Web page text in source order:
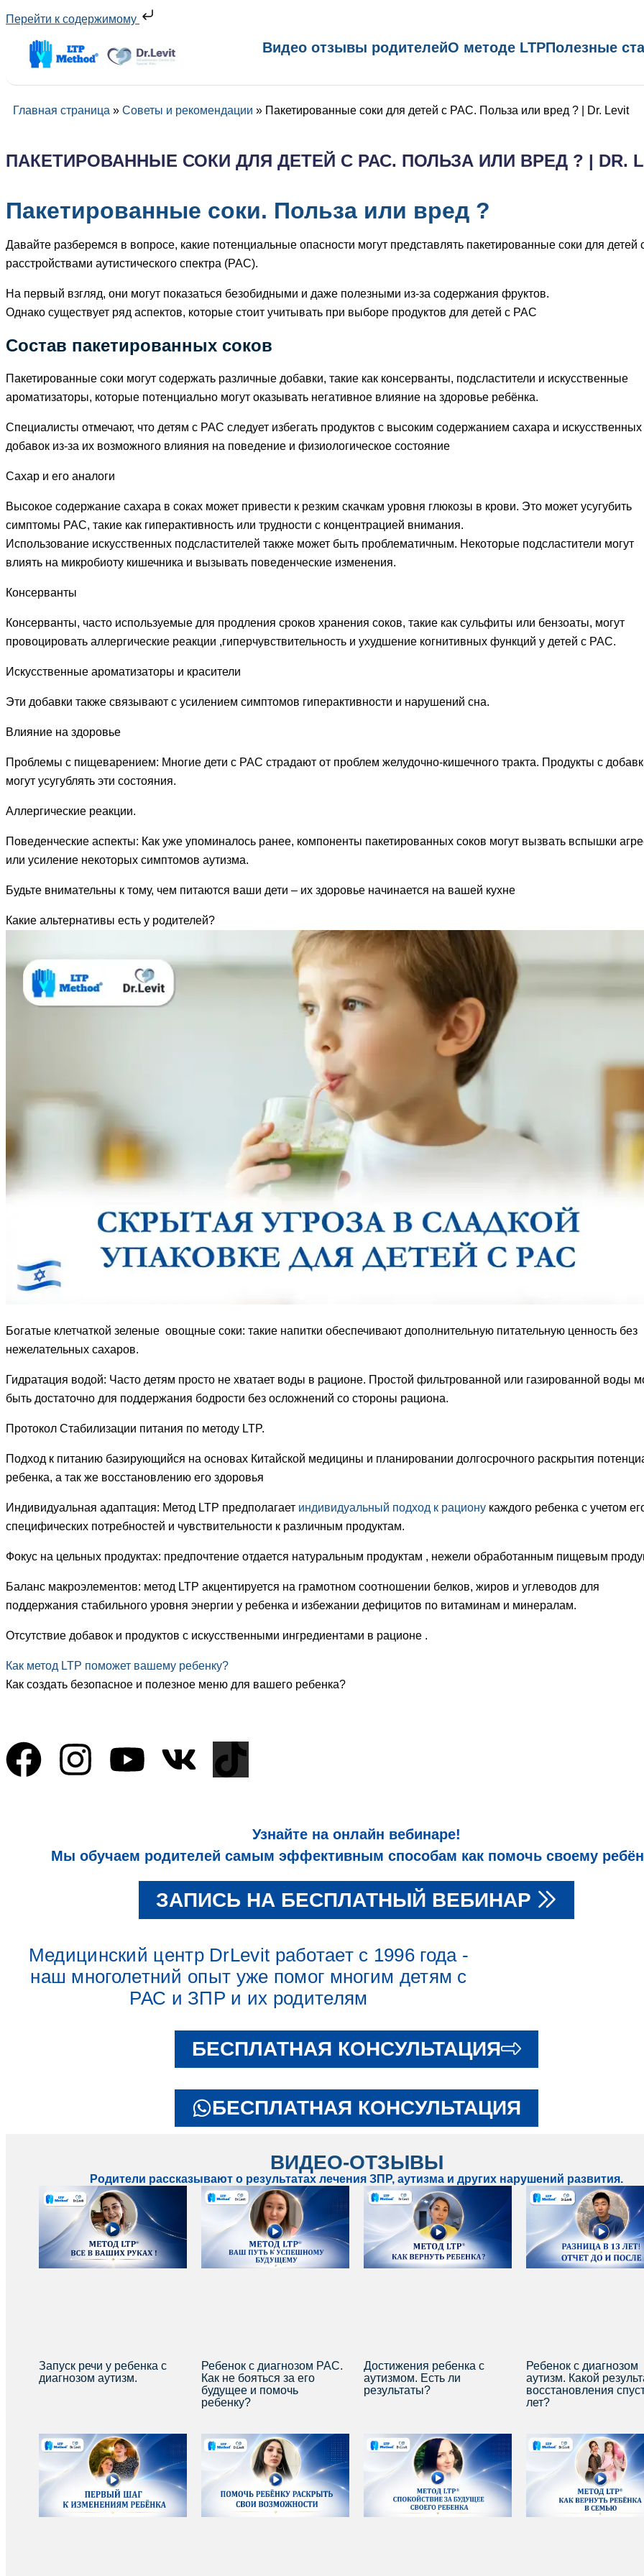
Перейти к содержимому
Видео отзывы родителейО методе LTPПолезные
Главная страница » Советы и рекомендации » Пакетированные соки для детей с РАС. Польза или вред ? | Dr. Levit
ПАКЕТИРОВАННЫЕ СОКИ ДЛЯ ДЕТЕЙ С РАС. ПОЛЬЗА ИЛИ ВРЕД ? | DR.
Пакетированные соки. Польза или вред ?
Давайте разберемся в вопросе, какие потенциальные опасности могут представлять пакетированные соки для детей
расстройствами аутистического спектра (РАС).
На первый взгляд, они могут показаться безобидными и даже полезными из-за содержания фруктов.
Однако существует ряд аспектов, которые стоит учитывать при выборе продуктов для детей с РАС
Состав пакетированных соков
Пакетированные соки могут содержать различные добавки, такие как консерванты, подсластители и искусственные
ароматизаторы, которые потенциально могут оказывать негативное влияние на здоровье ребёнка.
Специалисты отмечают, что детям с РАС следует избегать продуктов с высоким содержанием сахара и искусственных
добавок из-за их возможного влияния на поведение и физиологическое состояние
Сахар и его аналоги
Высокое содержание сахара в соках может привести к резким скачкам уровня глюкозы в крови. Это может усугубить
симптомы РАС, такие как гиперактивность или трудности с концентрацией внимания.
Использование искусственных подсластителей также может быть проблематичным. Некоторые подсластители могут
влиять на микробиоту кишечника и вызывать поведенческие изменения.
Консерванты
Консерванты, часто используемые для продления сроков хранения соков, такие как сульфиты или бензоаты, могут
провоцировать аллергические реакции ,гиперчувствительность и ухудшение когнитивных функций у детей с РАС.
Искусственные ароматизаторы и красители
Эти добавки также связывают с усилением симптомов гиперактивности и нарушений сна.
Влияние на здоровье
Проблемы с пищеварением: Многие дети с РАС страдают от проблем желудочно-кишечного тракта. Продукты с
могут усугублять эти состояния.
Аллергические реакции.
Поведенческие аспекты: Как уже упоминалось ранее, компоненты пакетированных соков могут вызвать вспышки
или усиление некоторых симптомов аутизма.
Будьте внимательны к тому, чем питаются ваши дети – их здоровье начинается на вашей кухне
Какие альтернативы есть у родителей?
Богатые клетчаткой зеленые овощные соки: такие напитки обеспечивают дополнительную питательную ценность без
нежелательных сахаров.
Гидратация водой: Часто детям просто не хватает воды в рационе. Простой фильтрованной или газированной воды
быть достаточно для поддержания бодрости без осложнений со стороны рациона.
Протокол Стабилизации питания по методу LTP.
Подход к питанию базирующийся на основах Китайской медицины и планировании долгосрочного раскрытия
ребенка, а так же восстановлению его здоровья
Индивидуальная адаптация: Метод LTP предполагает индивидуальный подход к рациону каждого ребенка с учетом
специфических потребностей и чувствительности к различным продуктам.
Фокус на цельных продуктах: предпочтение отдается натуральным продуктам , нежели обработанным пищевым
Баланс макроэлементов: метод LTP акцентируется на грамотном соотношении белков, жиров и углеводов для
поддержания стабильного уровня энергии у ребенка и избежании дефицитов по витаминам и минералам.
Отсутствие добавок и продуктов с искусственными ингредиентами в рационе .
Как метод LTP поможет вашему ребенку?
Как создать безопасное и полезное меню для вашего ребенка?
Узнайте на онлайн вебинаре!
Мы обучаем родителей самым эффективным способам как помочь своему
ЗАПИСЬ НА БЕСПЛАТНЫЙ ВЕБИНАР
Медицинский центр DrLevit работает с 1996 года -
наш многолетний опыт уже помог многим детям с
РАС и ЗПР и их родителям
БЕСПЛАТНАЯ КОНСУЛЬТАЦИЯ
БЕСПЛАТНАЯ КОНСУЛЬТАЦИЯ
ВИДЕО-ОТЗЫВЫ
Родители рассказывают о результатах лечения ЗПР, аутизма и других нарушений развития.
Запуск речи у ребенка с
диагнозом аутизм.
Ребенок с диагнозом РАС.
Как не бояться за его
будущее и помочь
ребенку?
Достижения ребенка с
аутизмом. Есть ли
результаты?
Ребенок с диагнозом
аутизм. Какой
восстановления
лет?